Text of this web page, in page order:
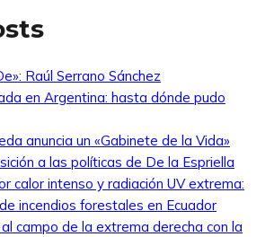
Raúl Serrano Sánchez
en Argentina: hasta dónde pudo
anuncia un «Gabinete de la Vida»
a las políticas de De la Espriella
calor intenso y radiación UV extrema:
incendios forestales en Ecuador
campo de la extrema derecha con la